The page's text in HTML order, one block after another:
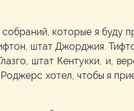
которые я
штат Джорджия.
штат Кентукки, и,
хотел, чтобы я